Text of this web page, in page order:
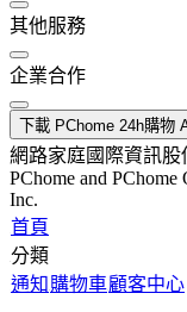
其他服務
企業合作
下載 PChome 24h購物
網路家庭國際資訊
PChome and PChome
Inc.
首頁
分類
通知 購物車顧客中心